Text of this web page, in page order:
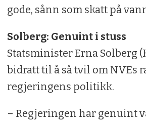
gode, sånn som skatt på
Solberg: Genuint i stuss
Statsminister Erna Solberg
bidratt til å så tvil om NVEs
regjeringens politikk.
– Regjeringen har genuint